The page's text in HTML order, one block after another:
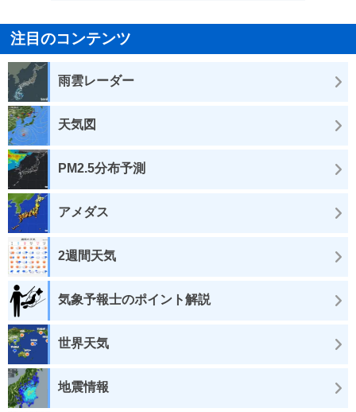
注目のコンテンツ
雨雲レーダー
天気図
PM2.5分布予測
アメダス
2週間天気
気象予報士のポイント解説
世界天気
地震情報